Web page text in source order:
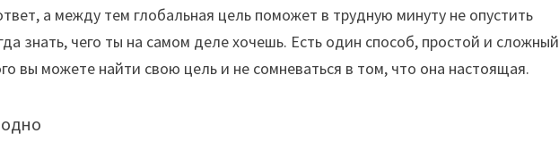
а между тем глобальная цель поможет в трудную минуту не опустить
знать, чего ты на самом деле хочешь. Есть один способ, простой и сложный
вы можете найти свою цель и не сомневаться в том, что она настоящая.